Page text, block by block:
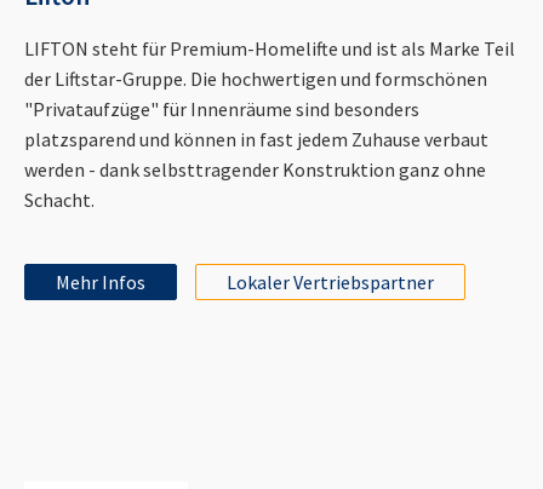
LIFTON steht für Premium-Homelifte und ist als Marke Teil
der Liftstar-Gruppe. Die hochwertigen und formschönen
"Privataufzüge" für Innenräume sind besonders
platzsparend und können in fast jedem Zuhause verbaut
werden - dank selbsttragender Konstruktion ganz ohne
Schacht.
Mehr Infos Lokaler Vertriebspartner